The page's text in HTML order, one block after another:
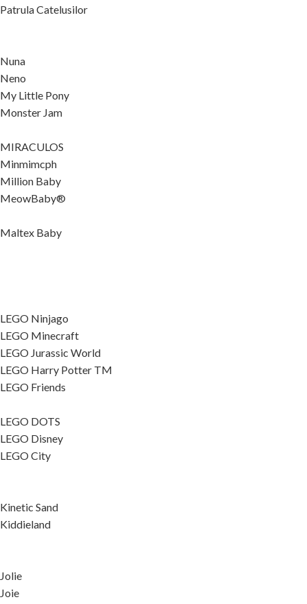
Patrula Catelusilor
Nuna
Neno
My Little Pony
Monster Jam
MIRACULOS
Minmimcph
Million Baby
MeowBaby®
Maltex Baby
LEGO Ninjago
LEGO Minecraft
LEGO Jurassic World
LEGO Harry Potter TM
LEGO Friends
LEGO DOTS
LEGO Disney
LEGO City
Kinetic Sand
Kiddieland
Jolie
Joie